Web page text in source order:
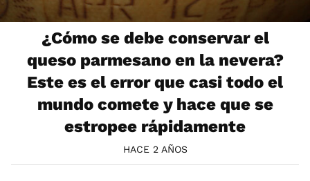
¿Cómo se debe conservar el
queso parmesano en la nevera?
Este es el error que casi todo el
mundo comete y hace que se
estropee rápidamente
HACE 2 AÑOS